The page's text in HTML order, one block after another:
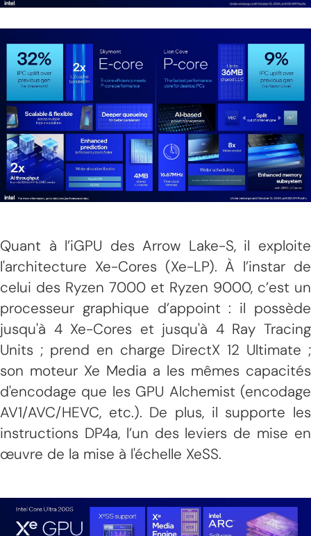
Quant à l’iGPU des Arrow Lake-S, il exploite
l'architecture Xe-Cores (Xe-LP). À l’instar de
celui des Ryzen 7000 et Ryzen 9000, c’est un
processeur graphique d’appoint : il possède
jusqu'à 4 Xe-Cores et jusqu'à 4 Ray Tracing
Units ; prend en charge DirectX 12 Ultimate ;
son moteur Xe Media a les mêmes capacités
d'encodage que les GPU Alchemist (encodage
AV1/AVC/HEVC, etc.). De plus, il supporte les
instructions DP4a, l’un des leviers de mise en
œuvre de la mise à l'échelle XeSS.